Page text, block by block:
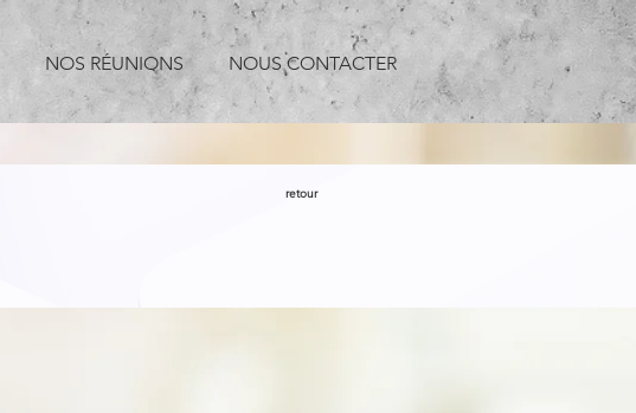
NOS RÉUNIONS NOUS CONTACTER
retour